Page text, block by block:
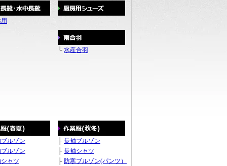
└ 水産合羽
ルゾン
ルゾン
ャツ
├ 長袖ブルゾン
├ 長袖シャツ
├ 防寒ブルゾン(パンツ）